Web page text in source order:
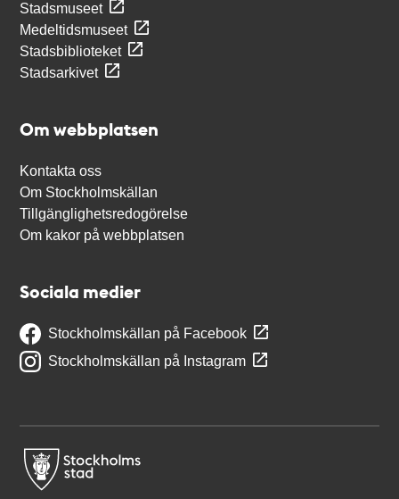
Stadsmuseet
Medeltidsmuseet
Stadsbiblioteket
Stadsarkivet
Om webbplatsen
Kontakta oss
Om Stockholmskällan
Tillgänglighetsredogörelse
Om kakor på webbplatsen
Sociala medier
Stockholmskällan på Facebook
Stockholmskällan på Instagram